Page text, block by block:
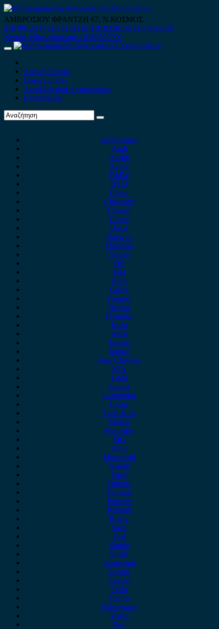
Skip
to
content
ΑΜΒΡΟΣΙΟΥ ΦΡΑΝΤΖΗ 67, Ν.ΚΟΣΜΟΣ
210 9012444 210 9239148 210 9238158 210 9026839
Κινητό-Viber-whatsapp : 6980507900
Primary
Αρχική Σελίδα
Ποιοί είμαστε
Ανταλλακτικά Αυτοκινήτων
Επικοινωνία
Alfa Romeo
Audi
Austin
Acura
BMW
BYD
Chery
Chevrolet
Citroen
Cupra
Dacia
Daewoo
Daihatsu
Dodge
DS
Fiat
Ford
Geely
Gonow
Honda
Hyundai
Isuzu
iveco
Jaecoo
Jaguar
Jeep Chrysler
KIA
Lada
Lancia
Leapmotor
Lexus
Lynk & co
Mazda
Mercedes
MG
Mini
Mitsubishi
Nissan
Opel
Omoda
Peugeot
Porsche
Renault
Rover
Saab
Seat
Skoda
Smart
ssangyong
Subaru
Suzuki
Tesla
Toyota
Volkswagen
Volvo
Xev